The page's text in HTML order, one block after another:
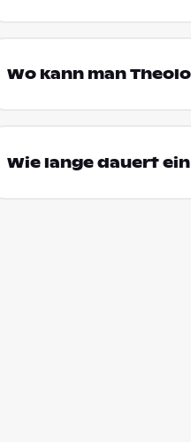
Wo kann man
Wie lange dauert